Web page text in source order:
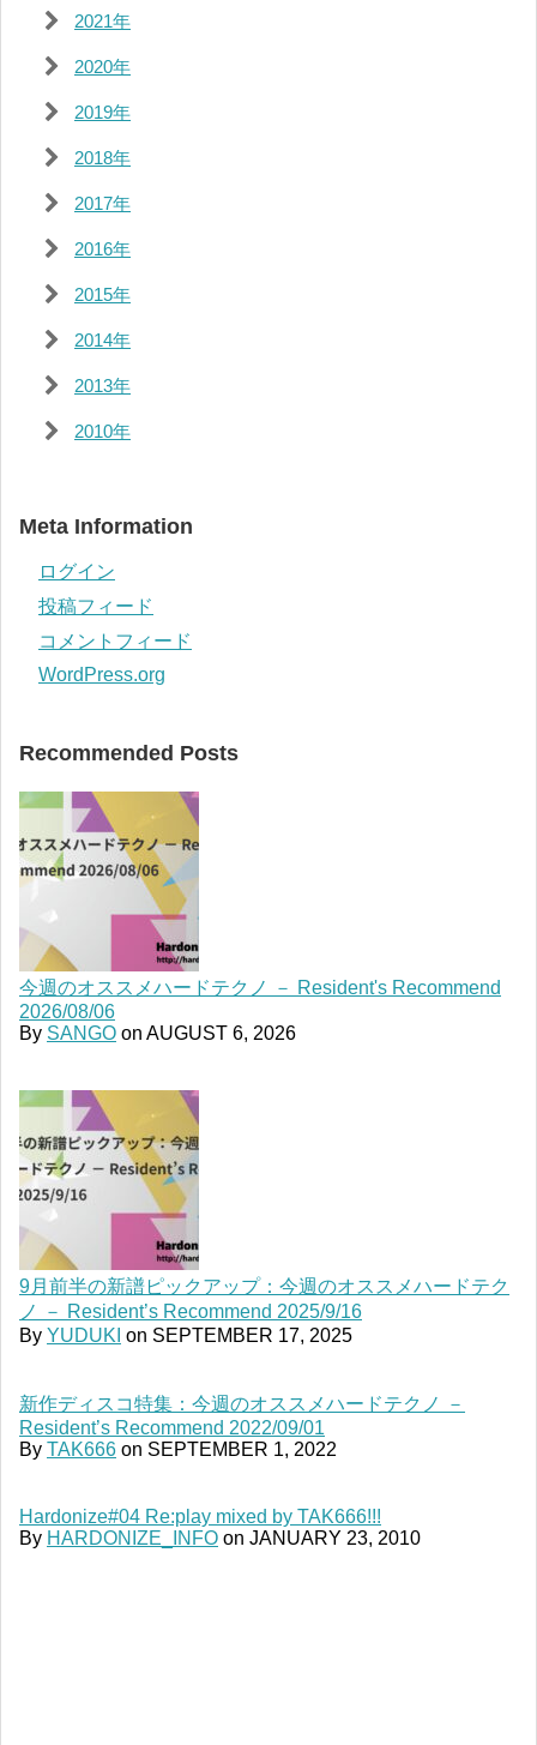
2021年
2020年
2019年
2018年
2017年
2016年
2015年
2014年
2013年
2010年
Meta Information
ログイン
投稿フィード
コメントフィード
WordPress.org
Recommended Posts
今週のオススメハードテクノ － Resident's Recommend
2026/08/06
By SANGO on AUGUST 6, 2026
9月前半の新譜ピックアップ：今週のオススメハードテク
ノ － Resident’s Recommend 2025/9/16
By YUDUKI on SEPTEMBER 17, 2025
新作ディスコ特集：今週のオススメハードテクノ －
Resident’s Recommend 2022/09/01
By TAK666 on SEPTEMBER 1, 2022
Hardonize#04 Re:play mixed by TAK666!!!
By HARDONIZE_INFO on JANUARY 23, 2010